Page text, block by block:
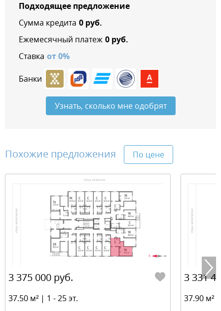
Подходящее предложение
Сумма кредита 0руб.
Ежемесячный платеж 0руб.
Ставка от0%
Банки
Узнать, сколько мне одобрят
Похожие предложения По цене
3 375 000 руб.
37.50 м² | 1 - 25 эт.
3 331
37.90 м²